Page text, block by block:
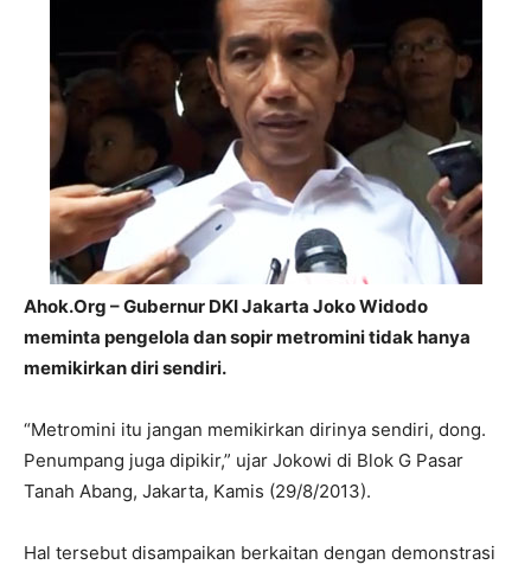
Ahok.Org – Gubernur DKI Jakarta Joko Widodo
meminta pengelola dan sopir metromini tidak hanya
memikirkan diri sendiri.
“Metromini itu jangan memikirkan dirinya sendiri, dong.
Penumpang juga dipikir,” ujar Jokowi di Blok G Pasar
Tanah Abang, Jakarta, Kamis (29/8/2013).
Hal tersebut disampaikan berkaitan dengan demonstrasi